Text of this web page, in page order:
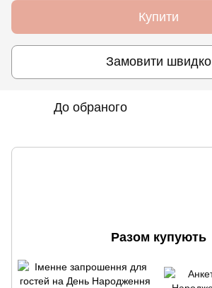
Купити
Замовити швидко
До обраного
Разом купують